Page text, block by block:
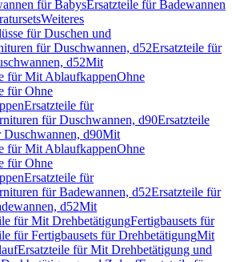
für BabysErsatzteile für Badewannen
Weiteres
für Duschen und
für Duschwannen, d52Ersatzteile für
d52Mit
für Mit AblaufkappenOhne
für Ohne
Ersatzteile für
für Duschwannen, d90Ersatzteile
d90Mit
für Mit AblaufkappenOhne
für Ohne
Ersatzteile für
für Badewannen, d52Ersatzteile für
d52Mit
für Mit DrehbetätigungFertigbausets für
für Fertigbausets für DrehbetätigungMit
Ersatzteile für Mit Drehbetätigung und